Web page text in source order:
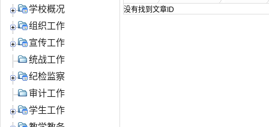
学校概况
组织工作
宣传工作
统战工作
纪检监察
审计工作
学生工作
没有找到文章ID